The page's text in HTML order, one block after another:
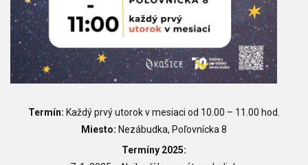
Termín: Každý prvý utorok v mesiaci od 10.00 – 11.00 hod.
Miesto: Nezábudka, Poľovnícka 8
Termíny 2025: